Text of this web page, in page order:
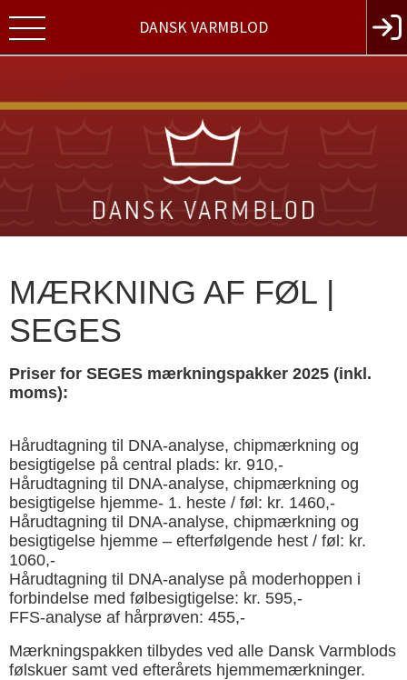
DANSK VARMBLOD
MÆRKNING AF FØL |
SEGES
Priser for SEGES mærkningspakker 2025 (inkl.
moms):
Hårudtagning til DNA-analyse, chipmærkning og
besigtigelse på central plads: kr. 910,-
Hårudtagning til DNA-analyse, chipmærkning og
besigtigelse hjemme- 1. heste / føl: kr. 1460,-
Hårudtagning til DNA-analyse, chipmærkning og
besigtigelse hjemme – efterfølgende hest / føl: kr.
1060,-
Hårudtagning til DNA-analyse på moderhoppen i
forbindelse med følbesigtigelse: kr. 595,-
FFS-analyse af hårprøven: 455,-
Mærkningspakken tilbydes ved alle Dansk Varmblods
følskuer samt ved efterårets hjemmemærkninger.